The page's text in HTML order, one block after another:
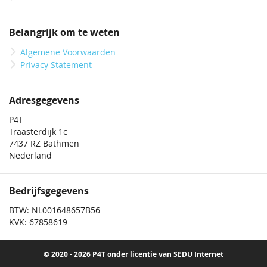
Belangrijk om te weten
Algemene Voorwaarden
Privacy Statement
Adresgegevens
P4T
Traasterdijk 1c
7437 RZ Bathmen
Nederland
Bedrijfsgegevens
BTW: NL001648657B56
KVK: 67858619
© 2020 - 2026 P4T onder licentie van SEDU Internet